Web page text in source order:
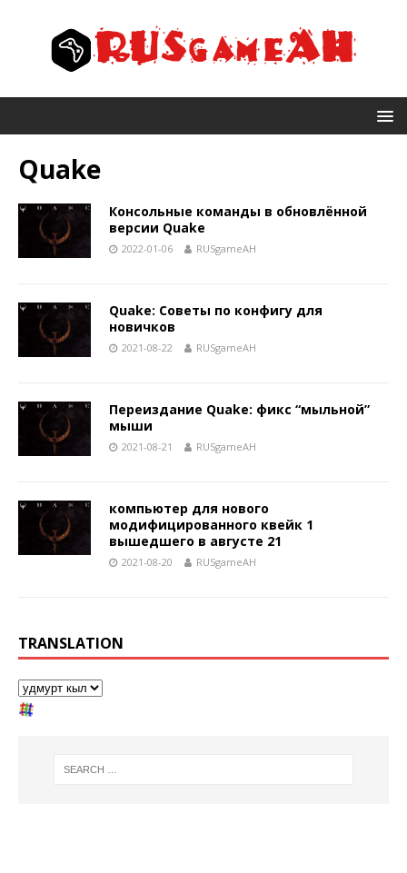
Quake
Консольные команды в обновлённой
версии Quake
2022-01-06 RUSgameAH
Quake: Советы по конфигу для
новичков
2021-08-22 RUSgameAH
Переиздание Quake: фикс “мыльной”
мыши
2021-08-21 RUSgameAH
компьютер для нового
модифицированного квейк 1
вышедшего в августе 21
2021-08-20 RUSgameAH
TRANSLATION